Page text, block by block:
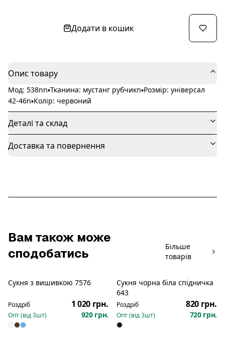
Додати в кошик
Опис товару
Мод: 538nn▪️Тканина: мустанг рубчикn▪️Розмір: універсал
42-46n▪️Колір: червоний
Деталі та склад
Доставка та повернення
Вам також може
сподобатись
Більше
товарів
Сукня з вишивкою 7576
Роздріб 1 020 грн.
Опт (від3шт) 920 грн.
Новинка
Сукня чорна біла спідничка
643
Роздріб 820 грн.
Опт (від3шт) 720 грн.